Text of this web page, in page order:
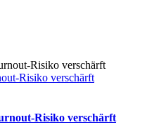
Risiko verschärft
Risiko verschärft